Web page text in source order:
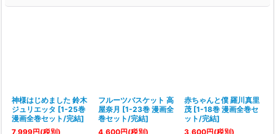
神様はじめました 鈴木
ジュリエッタ [1-25巻
漫画全巻セット/完結]
7,999円(税別)
フルーツバスケット 高
屋奈月 [1-23巻 漫画全
巻セット/完結]
4,600円(税別)
赤ちゃんと僕 羅川真里
茂 [1-18巻 漫画全巻セ
ット/完結]
3,600円(税別)